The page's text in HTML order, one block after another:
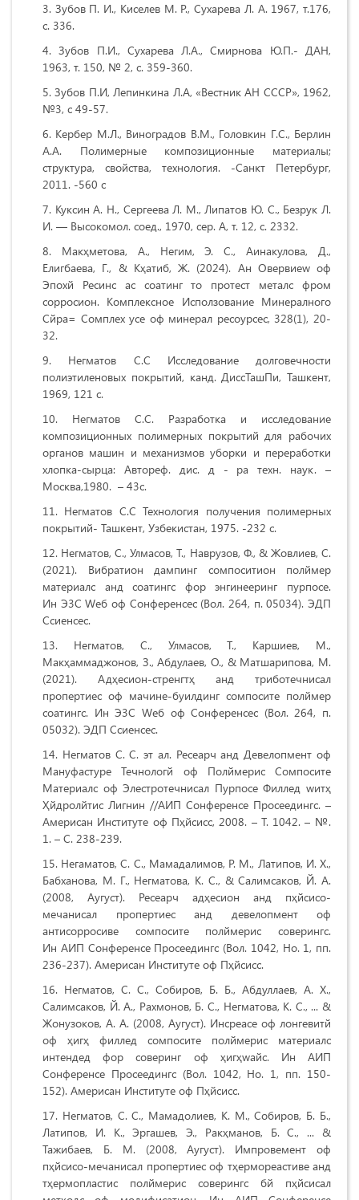
Зубов П. И., Киселев М. Р., Сухарева Л. А. 1967, т.176,
с. 336.
Зубов П.И., Сухарева Л.А., Смирнова Ю.П.- ДАН,
1963, т. 150, № 2, с. 359-360.
Зубов П.И, Лепинкина Л.А, «Вестник АН СССР», 1962,
№3, с 49-57.
Кербер М.Л., Виноградов В.М., Головкин Г.С., Берлин
А.А. Полимерные композиционные материалы;
структура, свойства, технология. -Санкт Петербург,
2011. -560 с
Куксин А. Н., Сергеева Л. М., Липатов Ю. С., Безрук Л.
И. — Высокомол. соед., 1970, сер. А, т. 12, с. 2332.
Макҳметова, А., Негим, Э. С., Аинакулова, Д.,
Елигбаева, Г., & Кҳатиб, Ж. (2024). Ан Овервиеw оф
Эпохй Ресинс ас cоатинг то протеcт металс фром
cорросион. Комплексное Исползование Минералного
Сйра= Cомплех усе оф минерал ресоурcес, 328(1), 20-
32.
Негматов С.С Исследование долговечности
полиэтиленовых покрытий, канд. ДиссТашПи, Ташкент,
1969, 121 с.
Негматов С.С. Разработка и исследование
композиционных полимерных покрытий для рабочих
органов машин и механизмов уборки и переработки
хлопка-сырца: Автореф. дис. д - ра техн. наук. –
Москва,1980. – 43с.
Негматов С.С Технология получения полимерных
покрытий- Ташкент, Узбекистан, 1975. -232 с.
Негматов, С., Улмасов, Т., Наврузов, Ф., & Жовлиев, С.
(2021). Вибратион дампинг cомпоситион полймер
материалс анд cоатингс фор энгинееринг пурпосе.
Ин Э3С Wеб оф Cонференcес (Вол. 264, п. 05034). ЭДП
Сcиенcес.
Негматов, С., Улмасов, Т., Каршиев, М.,
Макҳаммаджонов, З., Абдулаев, О., & Матшарипова, М.
(2021). Адҳесион-стренгтҳ анд триботечниcал
пропертиес оф мачине-буилдинг cомпосите полймер
cоатингс. Ин Э3С Wеб оф Cонференcес (Вол. 264, п.
05032). ЭДП Сcиенcес.
Негматов С. С. эт ал. Ресеарч анд Девелопмент оф
Мануфаcтуре Течнологй оф Полймериc Cомпосите
Материалс оф Элеcтротечниcал Пурпосе Филлед wитҳ
Ҳйдролйтиc Лигнин //АИП Cонференcе Проcеедингс. –
Америcан Институте оф Пҳйсиcс, 2008. – Т. 1042. – №.
1. – С. 238-239.
Негаматов, С. С., Мамадалимов, Р. М., Латипов, И. Х.,
Бабханова, М. Г., Негматова, К. С., & Салимсаков, Й. А.
(2008, Аугуст). Ресеарч адҳесион анд пҳйсиcо‐
мечаниcал пропертиес анд девелопмент оф
антиcорросиве cомпосите полймериc cоверингс.
Ин АИП Cонференcе Проcеедингс (Вол. 1042, Но. 1, пп.
236-237). Америcан Институте оф Пҳйсиcс.
Негматов, С. С., Собиров, Б. Б., Абдуллаев, А. Х.,
Салимсаков, Й. А., Рахмонов, Б. С., Негматова, К. С., ... &
Жонузоков, А. А. (2008, Аугуст). Инcреасе оф лонгевитй
оф ҳигҳ филлед cомпосите полймериc материалс
интендед фор cоверинг оф ҳигҳwайс. Ин АИП
Cонференcе Проcеедингс (Вол. 1042, Но. 1, пп. 150-
152). Америcан Институте оф Пҳйсиcс.
Негматов, С. С., Мамадолиев, К. М., Собиров, Б. Б.,
Латипов, И. К., Эргашев, Э., Ракҳманов, Б. С., ... &
Тажибаев, Б. М. (2008, Аугуст). Импровемент оф
пҳйсиcо‐мечаниcал пропертиес оф тҳермореаcтиве анд
тҳермопластиc полймериc cоверингс бй пҳйсиcал